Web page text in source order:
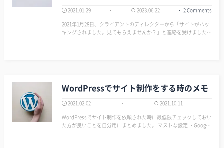
2021.01.29 2023.06.22
2 Comments
2021年1月28日、クライアントのディレクターから「サイトがハッ
キングされました。見てもらえませんか？」と連絡を受けました。
WordPressでサイト制作をする時のメモ
2021.02.02
2021.10.11
WordPressでサイト制作を依頼された時に最低限チェックしておい
た方が良いことを自分用にまとめました。 マストな設定 ・Google